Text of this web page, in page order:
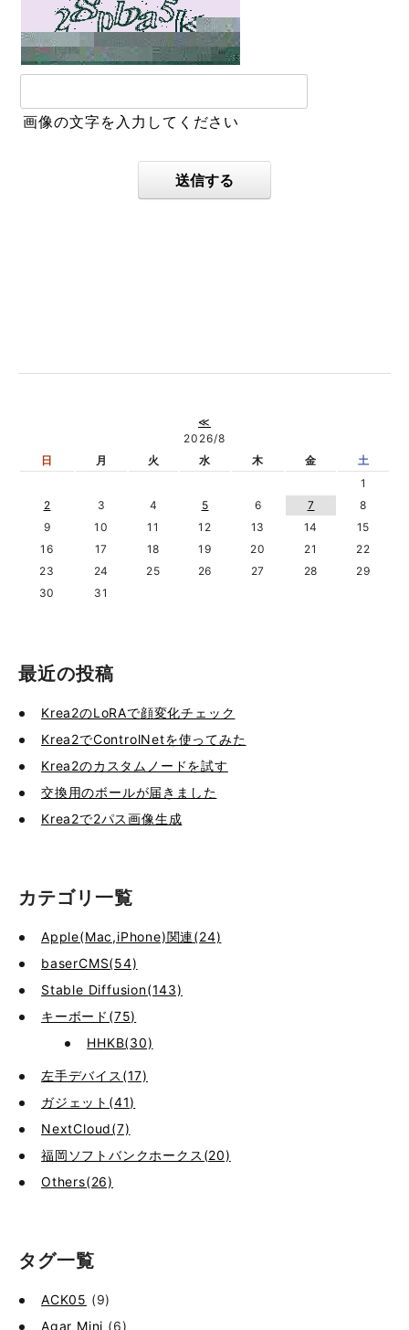
画像の文字を入力してください
送信する
≪
2026/8
日
月 火 水 木 金
土
1
2
3 4 5 6 7
8
9
10 11 12 13 14
15
16
17 18 19 20 21
22
23
24 25 26 27 28
29
30
31
最近の投稿
Krea2のLoRAで顔変化チェック
Krea2でControlNetを使ってみた
Krea2のカスタムノードを試す
交換用のボールが届きました
Krea2で2パス画像生成
カテゴリ一覧
Apple(Mac,iPhone)関連(24)
baserCMS(54)
Stable Diffusion(143)
キーボード(75)
HHKB(30)
左手デバイス(17)
ガジェット(41)
NextCloud(7)
福岡ソフトバンクホークス(20)
Others(26)
タグ一覧
ACK05 (9)
Agar Mini (6)